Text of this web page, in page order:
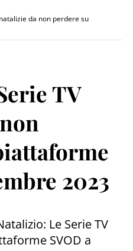
da non perdere su
TV
2023
Le Serie TV
SVOD a